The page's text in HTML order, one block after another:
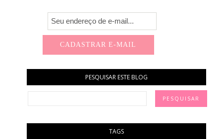
PESQUISAR ESTE BLOG
TAGS